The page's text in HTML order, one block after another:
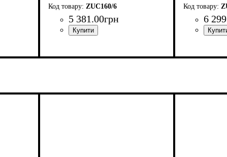
ZUC160/6
5 381.00грн 6 299